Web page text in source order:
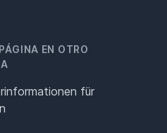
EN OTRO
für